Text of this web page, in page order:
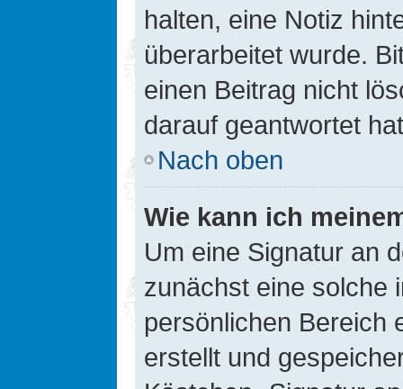
halten, eine Notiz
überarbeitet wurde.
einen Beitrag nicht
darauf geantwortet
Nach oben
Wie kann ich
Um eine Signatur an
zunächst eine solche
persönlichen Bereich
erstellt und